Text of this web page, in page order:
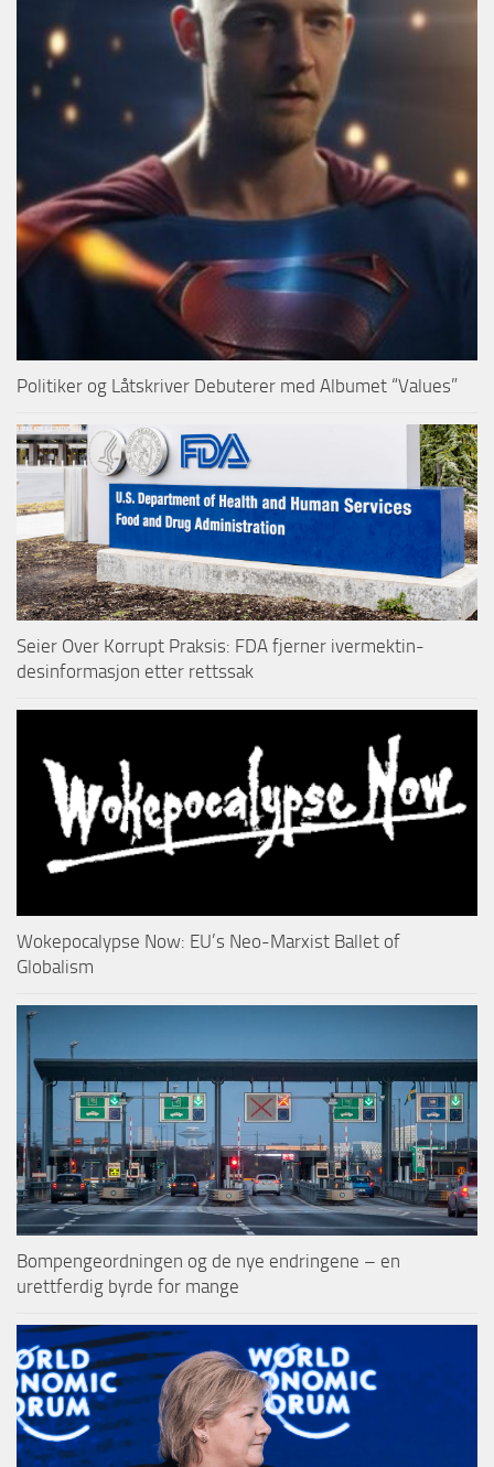
Politiker og Låtskriver Debuterer med Albumet “Values”
Seier Over Korrupt Praksis: FDA fjerner ivermektin-
desinformasjon etter rettssak
Wokepocalypse Now: EU’s Neo-Marxist Ballet of
Globalism
Bompengeordningen og de nye endringene – en
urettferdig byrde for mange